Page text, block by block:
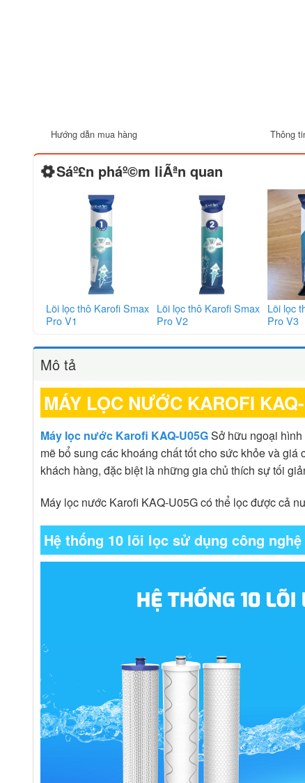
Hướng dẫn mua hàng Thông
Sáº£n pháº©m liÃªn quan
Lõi lọc thô Karofi Smax
Pro V1
Lõi lọc thô Karofi Smax
Pro V2
Lõi lọc
Pro V3
Mô tả
MÁY LỌC NƯỚC KAROFI
Máy lọc nước Karofi KAQ-U05GSở hữu ngoại hình
mẽ bổ sung các khoáng chất tốt cho sức khỏe và
khách hàng, đặc biệt là những gia chủ thích sự tối
Máy lọc nước Karofi KAQ-U05G có thể lọc được cả
Hệ thống 10 lõi lọc sử dụng công